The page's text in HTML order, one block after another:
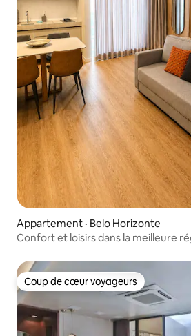
Appartement · Belo Horizonte
Confort et loisirs dans la meilleure
Coup de cœur voyageurs
Coup de cœur voyageurs